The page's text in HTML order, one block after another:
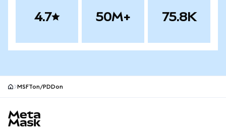
4.7 50M+ 75.8K
MSFTon/PDDon